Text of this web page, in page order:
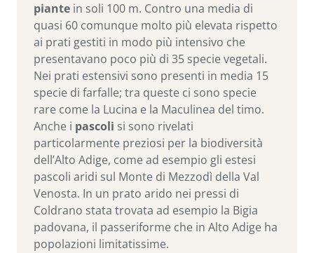
piante in soli 100 m. Contro una media di
quasi 60 comunque molto più elevata rispetto
ai prati gestiti in modo più intensivo che
presentavano poco più di 35 specie vegetali.
Nei prati estensivi sono presenti in media 15
specie di farfalle; tra queste ci sono specie
rare come la Lucina e la Maculinea del timo.
Anche i pascoli si sono rivelati
particolarmente preziosi per la biodiversità
dell’Alto Adige, come ad esempio gli estesi
pascoli aridi sul Monte di Mezzodì della Val
Venosta. In un prato arido nei pressi di
Coldrano stata trovata ad esempio la Bigia
padovana, il passeriforme che in Alto Adige ha
popolazioni limitatissime.